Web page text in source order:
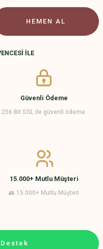
HEMEN AL
İLE
Güvenli Ödeme
256 Bit SSL ile güvenli ödeme.
15.000+ Mutlu Müşteri
👥 15.000+ Mutlu Müşteri